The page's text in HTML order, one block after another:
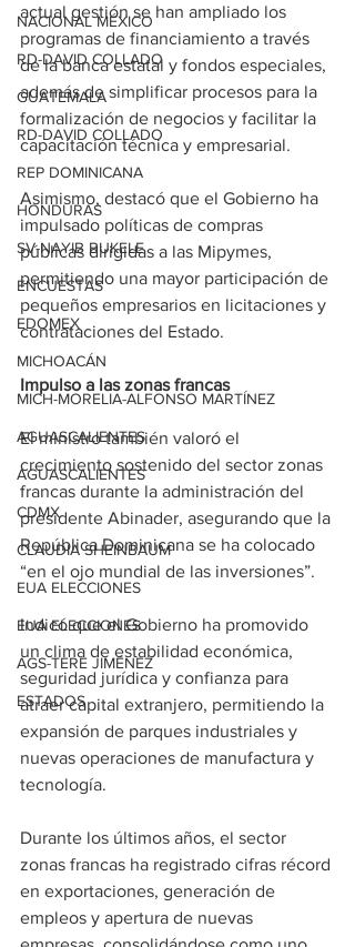
NACIONAL MÉXICO
RD-DAVID COLLADO
GUATEMALA
RD-DAVID COLLADO
REP DOMINICANA
HONDURAS
SV-NAYIB BUKELE
ENCUESTAS
EDOMEX
MICHOACÁN
MICH-MORELIA-ALFONSO MARTÍNEZ
AGUASCALIENTES
AGUASCALIENTES
CDMX
CLAUDIA SHEINBAUM
EUA ELECCIONES
EUA ELECCIONES
AGS-TERE JIMÉNEZ
ESTADOS
actual gestión se han ampliado los
programas de financiamiento a través
de la banca estatal y fondos especiales,
además de simplificar procesos para la
formalización de negocios y facilitar la
capacitación técnica y empresarial.
Asimismo, destacó que el Gobierno ha
impulsado políticas de compras
públicas dirigidas a las Mipymes,
permitiendo una mayor participación de
pequeños empresarios en licitaciones y
contrataciones del Estado.
Impulso a las zonas francas
El ministro también valoró el
crecimiento sostenido del sector zonas
francas durante la administración del
presidente Abinader, asegurando que la
República Dominicana se ha colocado
“en el ojo mundial de las inversiones”.
Indicó que el Gobierno ha promovido
un clima de estabilidad económica,
seguridad jurídica y confianza para
atraer capital extranjero, permitiendo la
expansión de parques industriales y
nuevas operaciones de manufactura y
tecnología.
Durante los últimos años, el sector
zonas francas ha registrado cifras récord
en exportaciones, generación de
empleos y apertura de nuevas